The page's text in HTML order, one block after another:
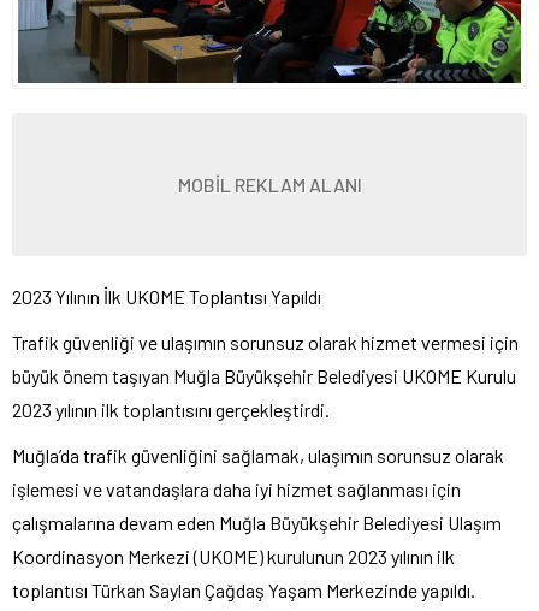
MOBİL REKLAM ALANI
2023 Yılının İlk UKOME Toplantısı Yapıldı
Trafik güvenliği ve ulaşımın sorunsuz olarak hizmet vermesi için
büyük önem taşıyan Muğla Büyükşehir Belediyesi UKOME Kurulu
2023 yılının ilk toplantısını gerçekleştirdi.
Muğla’da trafik güvenliğini sağlamak, ulaşımın sorunsuz olarak
işlemesi ve vatandaşlara daha iyi hizmet sağlanması için
çalışmalarına devam eden Muğla Büyükşehir Belediyesi Ulaşım
Koordinasyon Merkezi (UKOME) kurulunun 2023 yılının ilk
toplantısı Türkan Saylan Çağdaş Yaşam Merkezinde yapıldı.